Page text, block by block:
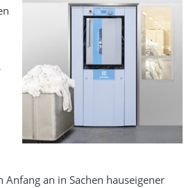
Anfang an in Sachen hauseigener